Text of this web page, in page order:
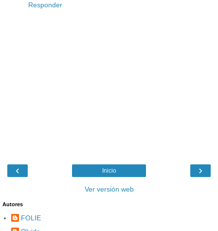
Responder
‹ ›
Inicio
Ver versión web
Autores
FOLIE